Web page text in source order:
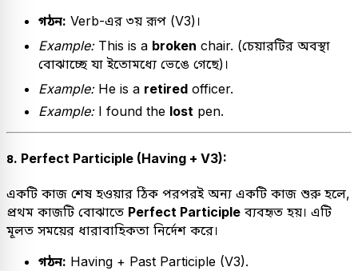
গঠন: Verb-এর ৩য় রূপ (V3)।
Example:This is a broken chair. (চেয়ারটির অবস্থা
বোঝাচ্ছে যা ইতোমধ্যে ভেঙে গেছে)।
Example:He is a retired officer.
Example:I found the lost pen.
৪. Perfect Participle (Having + V3):
একটি কাজ শেষ হওয়ার ঠিক পরপরই অন্য একটি কাজ শুরু হলে,
প্রথম কাজটি বোঝাতে Perfect Participle ব্যবহৃত হয়। এটি
মূলত সময়ের ধারাবাহিকতা নির্দেশ করে।
গঠন: Having + Past Participle (V3).